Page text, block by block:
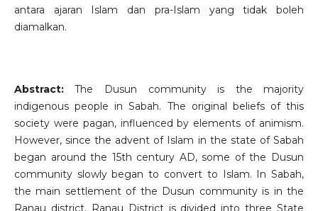
antara ajaran Islam dan pra-Islam yang tidak boleh
diamalkan.
Abstract:The Dusun community is the majority
indigenous people in Sabah. The original beliefs of this
society were pagan, influenced by elements of animism.
However, since the advent of Islam in the state of Sabah
began around the 15th century AD, some of the Dusun
community slowly began to convert to Islam. In Sabah,
the main settlement of the Dusun community is in the
Ranau district. Ranau District is divided into three State